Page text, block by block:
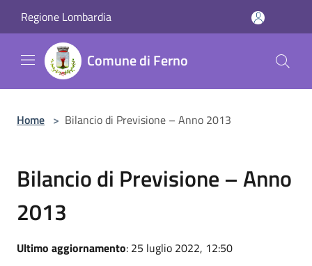
Regione Lombardia
Comune di Ferno
Home > Bilancio di Previsione – Anno 2013
Bilancio di Previsione – Anno
2013
Ultimo aggiornamento: 25 luglio 2022, 12:50